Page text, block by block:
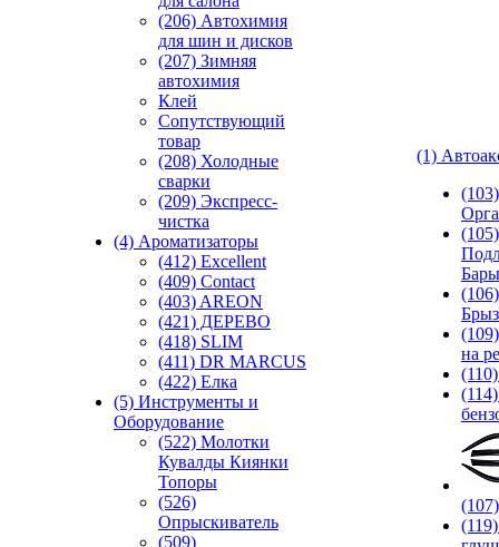
(206) Автохимия
для шин и дисков
(207) Зимняя
автохимия
Клей
Сопутствующий
товар
(208) Холодные
сварки
(209) Экспреcс-
чистка
(4) Ароматизаторы
(412) Excellent
(409) Contact
(403) AREON
(421) ДЕРЕВО
(418) SLIM
(411) DR MARCUS
(422) Елка
(5) Инструменты и
Оборудование
(522) Молотки
Кувалды Киянки
Топоры
(526)
Опрыскиватель
(509)
(1)
(105)
Бары
(106)
на